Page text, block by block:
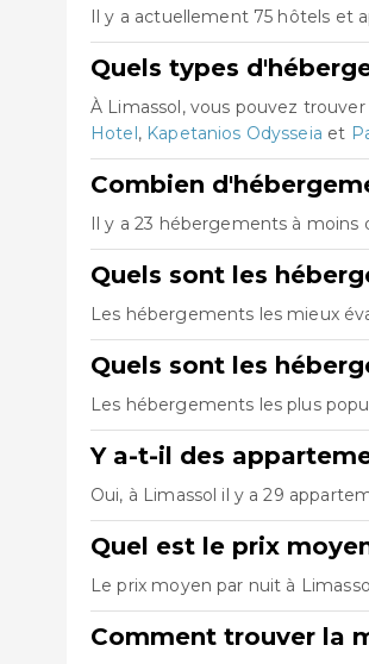
Il y a actuellement 75 hôtels et
Quels types
À Limassol, vous pouvez
Hotel, Kapetanios Odysseia et
Combien
Il y a 23 hébergements à moins
Quels sont les
Les hébergements les mieux
Quels sont les
Les hébergements les plus
Y a-t-il des
Oui, à Limassol il y a 29
Quel est le prix
Le prix moyen par nuit à
Comment trouver la